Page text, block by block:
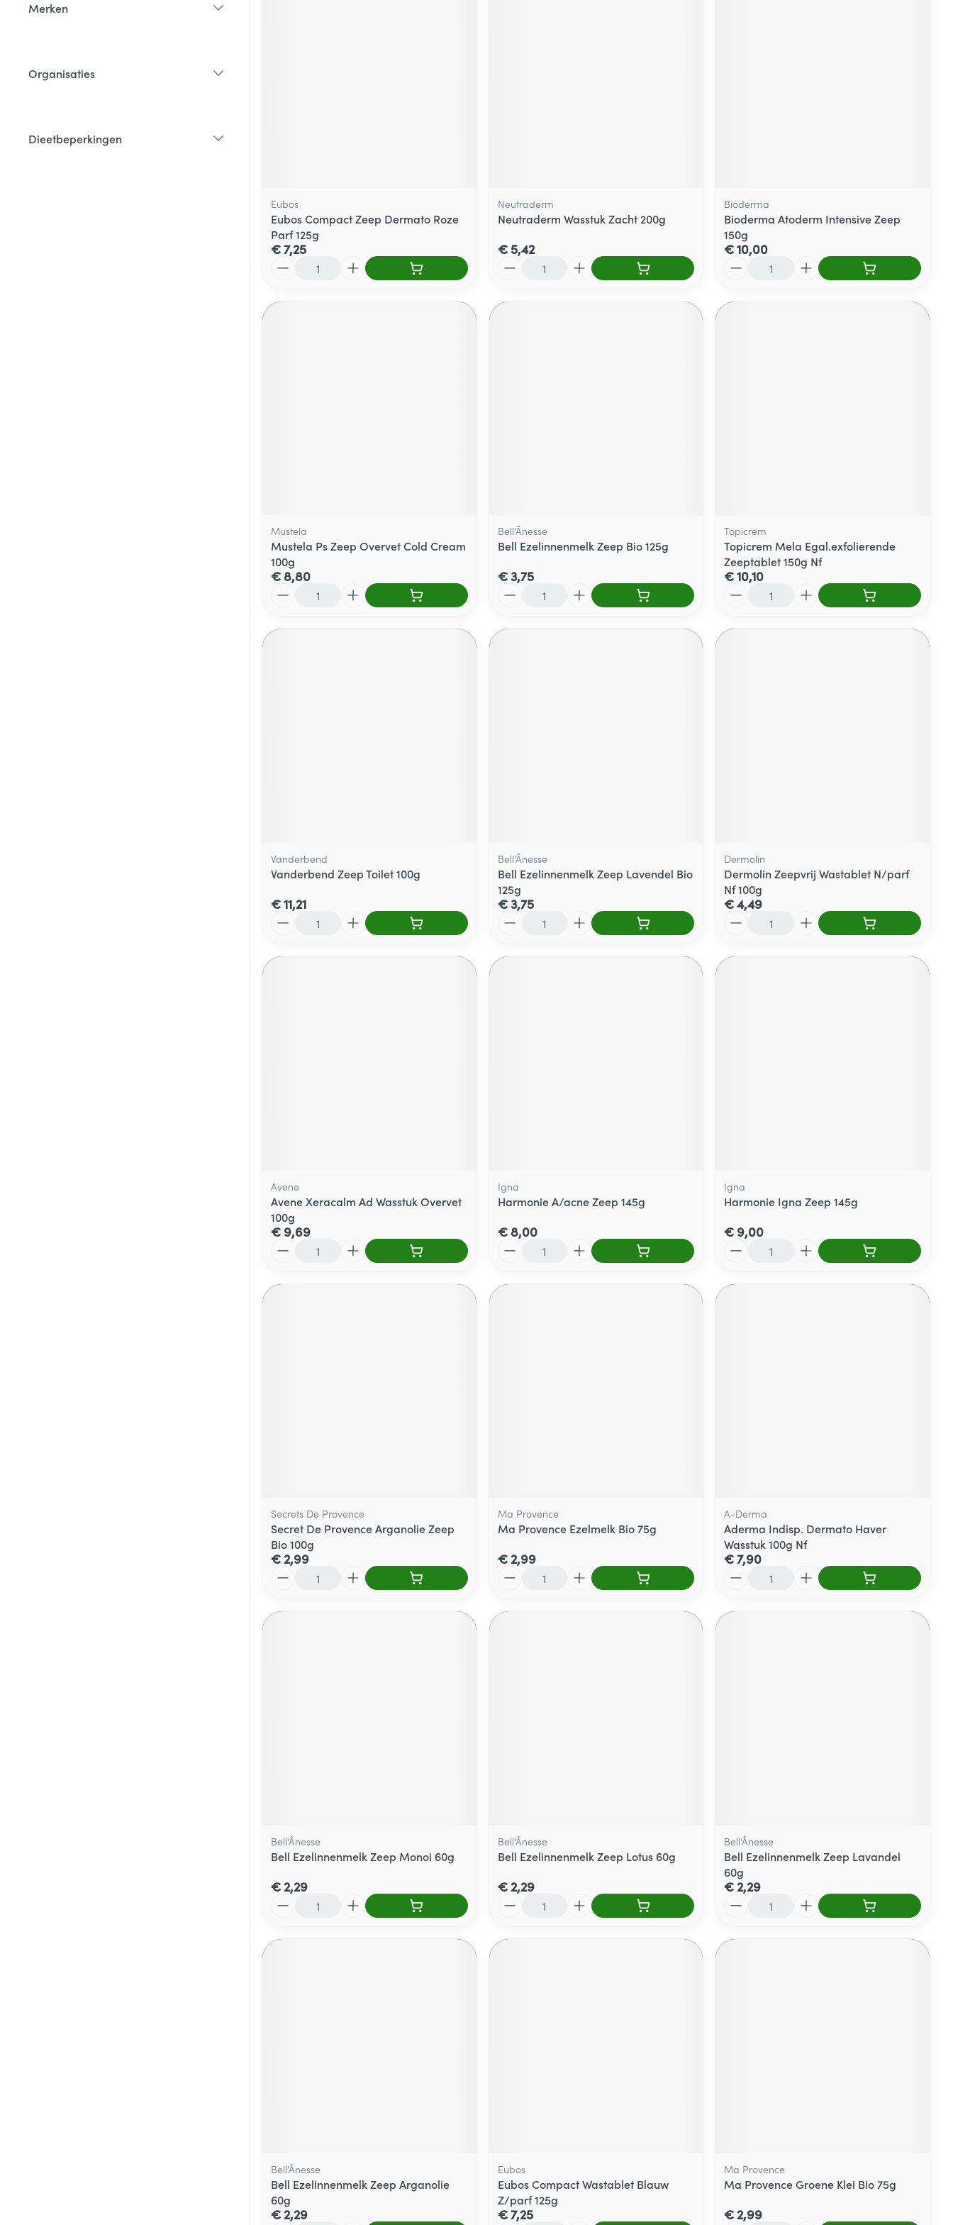
Merken
Organisaties
Dieetbeperkingen
Eubos
Eubos Compact Zeep Dermato Roze
Parf 125g
€ 7,25
Neutraderm
Neutraderm Wasstuk Zacht 200g
€ 5,42
Bioderma
Bioderma Atoderm Intensive Zeep
150g
€ 10,00
Mustela
Mustela Ps Zeep Overvet Cold Cream
100g
€ 8,80
Bell’Ânesse
Bell Ezelinnenmelk Zeep Bio 125g
€ 3,75
Topicrem
Topicrem Mela Egal.exfolierende
Zeeptablet 150g Nf
€ 10,10
Vanderbend
Vanderbend Zeep Toilet 100g
€ 11,21
Bell’Ânesse
Bell Ezelinnenmelk Zeep Lavendel Bio
125g
€ 3,75
Dermolin
Dermolin Zeepvrij Wastablet N/parf
Nf 100g
€ 4,49
Avene
Avene Xeracalm Ad Wasstuk Overvet
100g
€ 9,69
Igna
Harmonie A/acne Zeep 145g
€ 8,00
Igna
Harmonie Igna Zeep 145g
€ 9,00
Secrets De Provence
Secret De Provence Arganolie Zeep
Bio 100g
€ 2,99
Ma Provence
Ma Provence Ezelmelk Bio 75g
€ 2,99
A-Derma
Aderma Indisp. Dermato Haver
Wasstuk 100g Nf
€ 7,90
Bell’Ânesse
Bell Ezelinnenmelk Zeep Monoi 60g
€ 2,29
Bell’Ânesse
Bell Ezelinnenmelk Zeep Lotus 60g
€ 2,29
Bell’Ânesse
Bell Ezelinnenmelk Zeep Lavandel
60g
€ 2,29
Bell’Ânesse
Bell Ezelinnenmelk Zeep Arganolie
60g
€ 2,29
Eubos
Eubos Compact Wastablet Blauw
Z/parf 125g
€ 7,25
Ma Provence
Ma Provence Groene Klei Bio 75g
€ 2,99